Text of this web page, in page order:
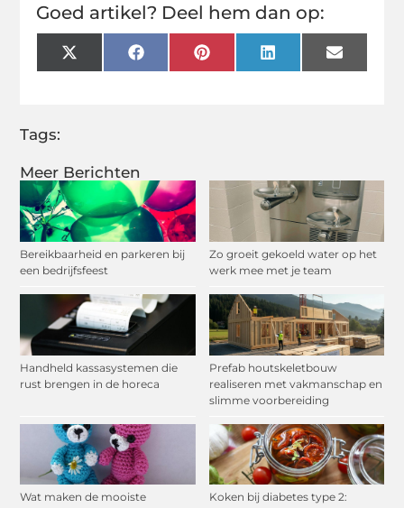
Meer Berichten
Bereikbaarheid en parkeren bij
een bedrijfsfeest
Zo groeit gekoeld water op het
werk mee met je team
Handheld kassasystemen die
rust brengen in de horeca
Prefab houtskeletbouw
realiseren met vakmanschap en
slimme voorbereiding
Wat maken de mooiste
Koken bij diabetes type 2:
Goed artikel? Deel hem dan op:
X
(Twitter)
FacebookPinterestLinkedInEmail
Tags: